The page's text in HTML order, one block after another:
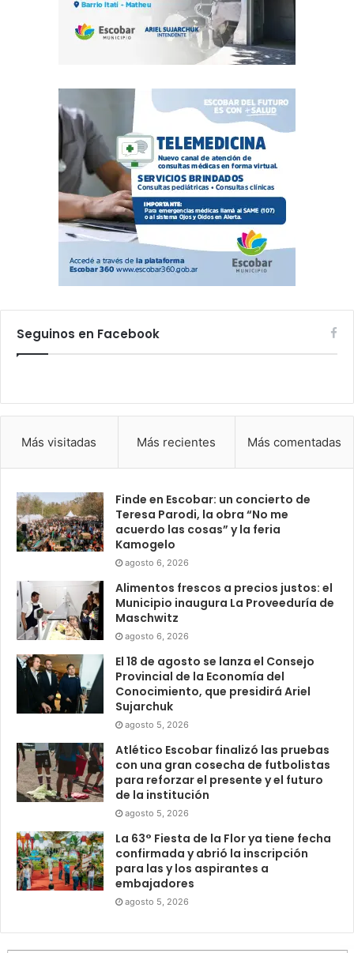
Seguinos en Facebook
Más visitadas Más recientes Más comentadas
Finde en Escobar: un concierto de
Teresa Parodi, la obra “No me
acuerdo las cosas” y la feria
Kamogelo
agosto 6, 2026
Alimentos frescos a precios justos: el
Municipio inaugura La Proveeduría de
Maschwitz
agosto 6, 2026
El 18 de agosto se lanza el Consejo
Provincial de la Economía del
Conocimiento, que presidirá Ariel
Sujarchuk
agosto 5, 2026
Atlético Escobar finalizó las pruebas
con una gran cosecha de futbolistas
para reforzar el presente y el futuro
de la institución
agosto 5, 2026
La 63° Fiesta de la Flor ya tiene fecha
confirmada y abrió la inscripción
para las y los aspirantes a
embajadores
agosto 5, 2026